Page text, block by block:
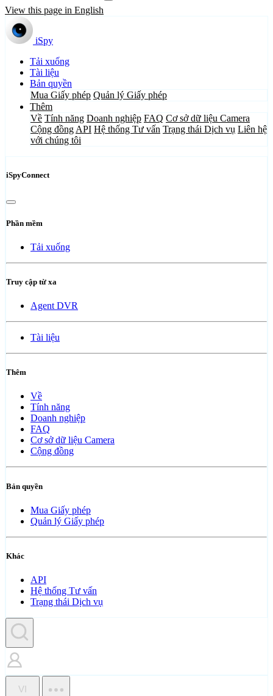
View this page in English
iSpy
Tải xuống
Tài liệu
Bản quyền
Mua Giấy phép Quản lý Giấy phép
Thêm
Về Tính năng Doanh nghiệp FAQ Cơ sở dữ liệu Camera
Cộng đồng API Hệ thống Tư vấn Trạng thái Dịch vụ Liên hệ
với chúng tôi
iSpyConnect
Phần mềm
Tải xuống
Truy cập từ xa
Agent DVR
Tài liệu
Thêm
Về
Tính năng
Doanh nghiệp
FAQ
Cơ sở dữ liệu Camera
Cộng đồng
Bản quyền
Mua Giấy phép
Quản lý Giấy phép
Khác
API
Hệ thống Tư vấn
Trạng thái Dịch vụ
VI